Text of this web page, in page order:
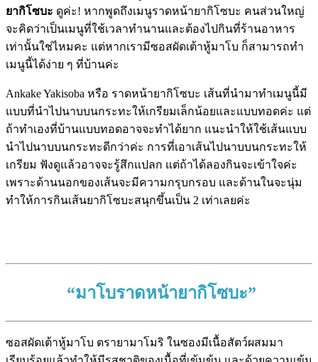
ยากิโซบะ ดูค่ะ! หากพูดถึงเมนูราดหน้ายากิโซบะ คนส่วนใหญ่
จะคิดว่าเป็นเมนูที่ใช้เวลาทำนานและต้องไปกินที่ร้านอาหาร
เท่านั้นใช่ไหมคะ แต่หากเรามีซอสผัดเต้าหู้มาโบ ก็สามารถทำ
เมนูนี้ได้ง่าย ๆ ที่บ้านค่ะ
Ankake Yakisoba หรือ ราดหน้ายากิโซบะ เส้นที่นำมาทำเมนูนี้มี
แบบที่นำไปนาบบนกระทะให้เกรียมเล็กน้อยและแบบทอดค่ะ แต่
ถ้าทำเองที่บ้านแบบทอดอาจจะทำได้ยาก แนะนำให้ใช้เส้นแบบ
นำไปนาบบนกระทะดีกว่าค่ะ การที่เอาเส้นไปนาบบนกระทะให้
เกรียม ฟังดูแล้วอาจจะรู้สึกแปลก แต่ถ้าได้ลองกินจะเข้าใจค่ะ
เพราะด้านนอกของเส้นจะมีความกรุบกรอบ และด้านในจะนุ่ม
ทำให้การกินเส้นยากิโซบะสนุกขึ้นเป็น 2 เท่าเลยค่ะ
“มาโบราดหน้ายากิโซบะ”
ซอสผัดเต้าหู้มาโบ ตรายามาโมริ ในซองมีเนื้อสัตว์ผสมมา